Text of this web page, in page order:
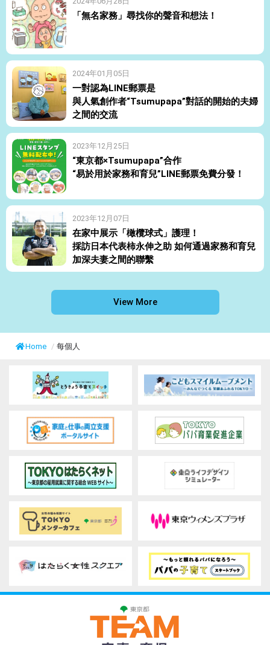
「無名家務」尋找你的聲音和想法！
2024年01月05日
一對認為LINE郵票是
與人氣創作者“Tsumupapa”對話的開始的夫婦
之間的交流
2023年12月25日
“東京都×Tsumupapa”合作
“易於用於家務和育兒”LINE郵票免費分發！
2023年12月07日
在家中展示「橄欖球式」護理！
採訪日本代表柿永伸之助 如何通過家務和育兒
加深夫妻之間的聯繫
View More
Home / 每個人